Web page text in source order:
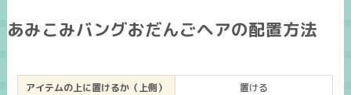
あみこみバングおだんごヘアの配置方法
アイテムの上に置けるか（上側）
置ける